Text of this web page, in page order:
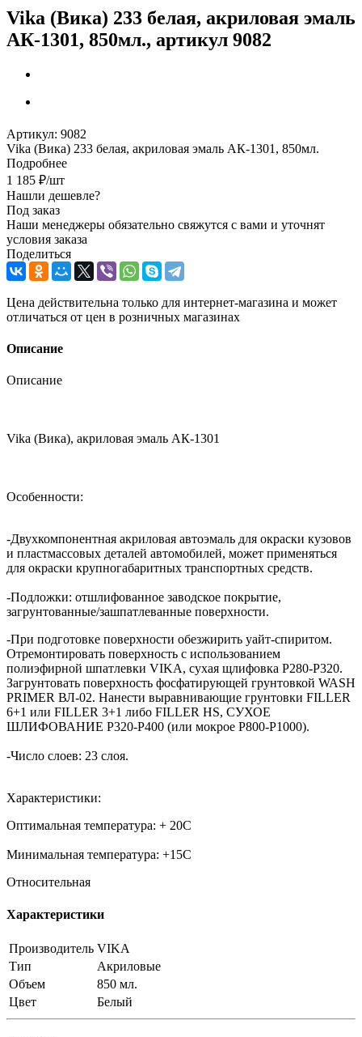
Vika (Вика) 233 белая, акриловая эмаль
АК-1301, 850мл., артикул 9082
Артикул: 9082
Vika (Вика) 233 белая, акриловая эмаль АК-1301, 850мл.
Подробнее
1 185 ₽/шт
Нашли дешевле?
Под заказ
Наши менеджеры обязательно свяжутся с вами и уточнят
условия заказа
Поделиться
Цена действительна только для интернет-магазина и может
отличаться от цен в розничных магазинах
Описание
Описание
Vika (Вика), акриловая эмаль АК-1301
Особенности:
-Двухкомпонентная акриловая автоэмаль для окраски кузовов
и пластмассовых деталей автомобилей, может применяться
для окраски крупногабаритных транспортных средств.
-Подложки: отшлифованное заводское покрытие,
загрунтованные/зашпатлеванные поверхности.
-При подготовке поверхности обезжирить уайт-спиритом.
Отремонтировать поверхность с использованием
полиэфирной шпатлевки VIKA, сухая щлифовка P280-P320.
Загрунтовать поверхность фосфатирующей грунтовкой WASH
PRIMER ВЛ-02. Нанести выравнивающие грунтовки FILLER
6+1 или FILLER 3+1 либо FILLER HS, СУХОЕ
ШЛИФОВАНИЕ P320-P400 (или мокрое Р800-Р1000).
-Число слоев: 23 слоя.
Характеристики:
Оптимальная температура: + 20С
Минимальная температура: +15С
Относительная
Характеристики
Производитель VIKA
Тип
Акриловые
Объем
850 мл.
Цвет
Белый